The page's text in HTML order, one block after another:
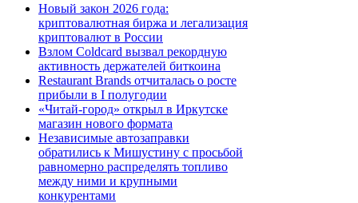
Новый закон 2026 года:
криптовалютная биржа и легализация
криптовалют в России
Взлом Coldcard вызвал рекордную
активность держателей биткоина
Restaurant Brands отчиталась о росте
прибыли в I полугодии
«Читай-город» открыл в Иркутске
магазин нового формата
Независимые автозаправки
обратились к Мишустину с просьбой
равномерно распределять топливо
между ними и крупными
конкурентами